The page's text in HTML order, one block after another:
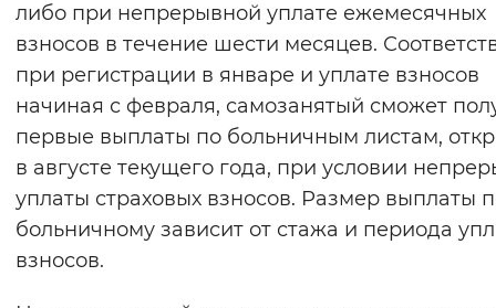
либо при непрерывной уплате ежемесячных
взносов в течение шести месяцев.
при регистрации в январе и уплате взносов
начиная с февраля, самозанятый сможет
первые выплаты по больничным листам,
в августе текущего года, при условии
уплаты страховых взносов. Размер выплаты
больничному зависит от стажа и периода
взносов.